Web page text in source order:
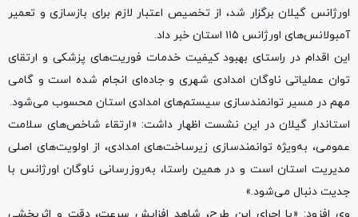
اورژانس گیلان برگزار شد، از تخصیص اعتبار لازم برای بازسازی و تعمیر
آمبولانس‌های اورژانس ۱۱۵ استان خبر داد.
این اقدام در راستای بهبود کیفیت خدمات فوریت‌های پزشکی و ارتقای
توان عملیاتی ناوگان امدادی شهری و جاده‌ای انجام شده است و گامی
مهم در مسیر توانمندسازی سیستم‌های امدادی استان محسوب می‌شود.
استاندار گیلان در این نشست اظهار داشت: «ارتقاء شاخص‌های سلامت
عمومی، به‌ویژه توانمندسازی زیرساخت‌های امدادی، از اولویت‌های اصلی
مدیریت استان است و در همین راستا، به‌روزرسانی ناوگان اورژانس با
جدیت دنبال می‌شود.»